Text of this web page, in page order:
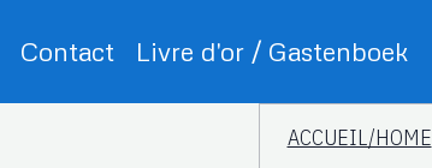
Contact Livre d'or / Gastenboek
ACCUEIL/HOME